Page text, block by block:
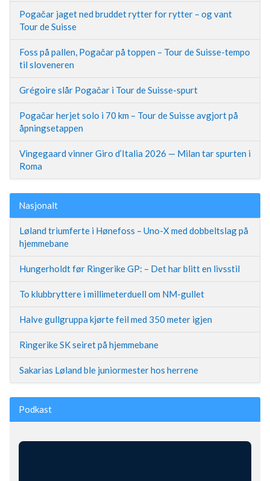
Pogačar jaget ned bruddet rytter for rytter – og vant
Tour de Suisse
Foss på pallen, Pogačar på toppen – Tour de Suisse-tempo
til sloveneren
Grégoire slår Pogačar i Tour de Suisse-spurt
Pogačar herjet solo i 70 km – Tour de Suisse avgjort på
åpningsetappen
Vingegaard vinner Giro d’Italia 2026 — Milan tar spurten i
Roma
Nasjonalt
Løland triumferte i Hønefoss – Uno-X med dobbeltslag på
hjemmebane
Hungerholdt før Ringerike GP: – Det har blitt en livsstil
To klubbryttere i millimeterduell om NM-gullet
Halve gullgruppa kjørte feil med 350 meter igjen
Ringerike SK seiret på hjemmebane
Sakarias Løland ble juniormester hos herrene
Podkast